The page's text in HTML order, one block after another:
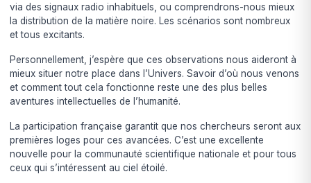
via des signaux radio inhabituels, ou comprendrons-nous mieux
la distribution de la matière noire. Les scénarios sont nombreux
et tous excitants.
Personnellement, j’espère que ces observations nous aideront à
mieux situer notre place dans l’Univers. Savoir d’où nous venons
et comment tout cela fonctionne reste une des plus belles
aventures intellectuelles de l’humanité.
La participation française garantit que nos chercheurs seront aux
premières loges pour ces avancées. C’est une excellente
nouvelle pour la communauté scientifique nationale et pour tous
ceux qui s’intéressent au ciel étoilé.